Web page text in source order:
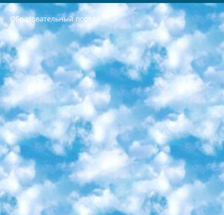
Образовательный портал
РЕСПУБЛИКА УЗБЕКИСТАН МИНИСТРЕРСТВО ДОШКОЛЬНОГО И ШКОЛЬНОГО ОБРАЗОВАНИЯ КОМАНДА в общеобразовательных учреждениях в 2023-2024 учебном году организация и проведение итоговой государственной аттестации обучающихся о Министра дошкольного и школьного образования Республики Узбекистан от 4 марта 2008 года (постановлением Минюста от 20 марта 2008 года № 1778 государственной регистрации) «Итоговое состояние учащихся общего среднего образования на основании положения об утверждении положения об аттестации общего среднего образования выпускной экзамен студентов в образовательных учреждениях в 2023-2024 учебном году В целях организации и прохождения аттестации приказываю: 1. Следующее: перечень предметов, по которым будет проводиться итоговая государственная аттестация и экзамен формы перевода согласно приложению 1; сертификаты международного образца, оценивающие уровень владения иностранными языками перечень согласно приложению 2; 2. Педагогический при специализированных образовательных учреждениях. научно-практический центр квалификации и международной оценки (Д.Давидова) 2024 г. До 25 марта: задания по предметам, по которым будет проводиться итоговая аттестация разработка и утверждение технических условий; итоговая аттестация на основании разработанного предметного задания разработка вопросов по предметам (устно и письменно), экзамен передача; общеобразовательные средние школы и специальные учебные заведения учащиеся выпускных классов школ и интернатов в агентской системе подготовка базы данных экзаменационных материалов и критериев оценки; перевод базы экзаменационных материалов на все языки обучения подать в Республиканский образовательный центр для изготовления; варианты экзаменов на основе разработанных контрольных материалов пусть будут поставлены задачи формирования. 3. Республиканский образовательный центр (Ш.Худайкулов) до 5 апреля 2024 года. до: база данных предоставленных экзаменационных материалов на все языки обучения перевод и экспертиза; для слепых, слабовидящих, глухих, слабослышащих и умственно отсталых детей учащиеся выпускных классов специализированных школ и школ-интернатов база данных экзаменационных материалов на всех преподаваемых языках подготовка критериев оценки; специализированные школы для умственно отсталых детей и технологии для учащихся выпускных классов школ-интернатов разработка соответствующих рекомендаций и критериев проведения ЕГЭ по естествознанию давать задания. 4. Педагогический при специализированных образовательных учреждениях. Научно-практический центр навыков и международной оценки (Д.Давидова), Республика образовательный центр (Худайкулов Ш.) итоговый государственный аттестационный экзамен ориентирован на творческое и логическое мышление при подготовке базы материалов учитывать введение заданий. 5. Следует отметить, что: сертификат государственного образца о знании общеобразовательного предмета и как минимум национальный уровень B1 по предметам на иностранных языках, указанным в Приложении 2. или международно признанный сертификат эквивалентного уровня студенты, изучающие определенный предмет, освобождаются от экзамена; по соответствующим предметам запланирована итоговая государственная аттестация за день до дня, путем жеребьевки Рабочей группой (в письменной форме по предметам, проводимым в форме) из числа сформированных вариантов выбрано 2 варианта; 2 выбранных варианта экзамена анонсированы на официальном сайте министерства и все выпускники по всей стране на основе этих вариантов проводит итоговую государственную аттестацию. 6. Государственное образование учащихся средних общеобразовательных учреждений. знания в соответствии с квалификационными требованиями, которые необходимо приобрести на основании стандартов итоговый (выпускной) контроль для 9 и 11 классов в целях тестирования Экзамены (далее – экзамены) состоят из предметов, перечисленных в приложении 1. будет сделано. 7. Экзамены пройдут с 26 мая по 15 июня 2024 г. (кроме науки физического воспитания). 8. Физическая для учащихся 9 классов общесредних образовательных учреждений. Экзамены по предмету «Образование, квалификация медицина» 1-6 мая 2024 года. сотрудники перевести под присмотр (с отклонениями в физическом или умственном развитии) специализированная школа для детей, школы-интернаты и со сколиозом школы-интернаты санаторного типа для больных детей исключены). 9. Он был слепым, слабовидящим и имел нарушения опорно-двигательного аппарата. экзамены в специализированных школах и интернатах для детей должны проводиться исходя из требований, предъявляемых к общеобразовательным учреждениям (физкультура кроме науки). 10. Специализированная школа для глухих и слабослышащих детей. и экзамены в интернатах и быть реализован в виде письменного теста по математике. 11. Специальность для умственно отсталых детей. Для 9 класса Родной язык и литературное письмо Государственный язык (язык обучения – узбекский). для неклассов) написано Математическое письмо Письменная/устная история Узбекистана Физическое воспитание практично Итоговый контроль Для 11 класса Написание родного языка и литературы (эссе) Математическое письмо Узбекский язык (обучение на узбекском языке) не посещающее общее среднее образование для учреждений)/Образовательное учреждение выбор письменный и устный Иностранный язык письменный/устный Письменная/устная история Узбекистана *По выбору студента:  Химия  Физика  Основы государственного права  География 10 бесплатных образовательных ресурсов - Мы составили подборку онлайн-проектов с интерактивными упражнениями, видеолекциями и статьями. Они помогут вам обрести новые и освежить старые знания бесплатно. 1. «ИНТУИТ» Старейшая образовательная площадка Рунета. Здесь вы найдёте сотни текстовых и видеокурсов на десятки различных тем — от программирования до психологии. Многие курсы подготовлены российскими университетами и крупными международными компаниями вроде Intel и Microsoft. Самостоятельное обучение бесплатное, но желающие могут оплатить услуги персональных наставников. 2. «Смартия» знакомит с актуальными профессиями и подсказывает, как им обучаться. Выбрав заинтересовавшую вас специальность — SMM-специалист, фотограф, веб-дизайнер или другую, — увидите список необходимых для неё умений. Чтобы вы могли освоить их самостоятельно, для каждого умения площадка отображает подборку ссылок на учебные материалы. Хотя «Смартия» ориентируется на русскоязычную аудиторию, часть контента всё же доступна только на английском. 3. «Лекторий Физтеха» Проект Московского физико-технического института (Физтеха). С его помощью вы можете смотреть онлайн серии лекций, записанные на видео в этом вузе. В числе доступных предметов — физика, биология, химия, информационные технологии и другие. К некоторым лекциям администрация ресурса прилагает готовые конспекты, которые можно скачивать в PDF-формате. 4. ITMOcourses Онлайн-площадка Санкт-Петербургского национального исследовательского университета информационных технологий, механики и оптики (ИТМО). Ресурс предоставляет свободный доступ к курсам, разработанным в этом вузе. Каталог материалов разбит на четыре категории: «Оптические системы и технологии», «Приборостроение и робототехника», «Информационные технологии» и «Биотехнологии». Курсы состоят из видеолекций, интерактивных демонстраций и заданий. 5. «КиберЛенинка» Электронная научная библиотека открытого доступа. Каталог площадки регулярно обрастает текстами статей из различных научных изданий. Сгруппированные по журналам и рубрикам публикации можно читать онлайн или скачивать целиком в PDF-формате. Проект нацелен на популяризацию науки за счёт открытого доступа к качественной информации. 6. «ПостНаука» На этом ресурсе публикуют подборки видеолекций, составленные экспертами из разных отраслей и объединённые общими темами. Среди них, к примеру, есть серии «Биоинформатика и геномика», «Культура средневековой Скандинавии» и Cinema Studies о теории кино. Каждая подборка лекций — логически связанная история, рассказанная экспертом от первого лица. Кроме того, на сайте появляются научно-образовательные статьи и тесты на разные темы. 7. «Newочём» Команда проекта «Newочём» отбирает самые интересные тексты из англоязычных СМИ и переводит те из них, за которые голосуют участники сообщества «ВКонтакте». По большей части это научно-популярные статьи. Редакторы придумывают лишь заголовки, в остальном содержание переводов соответствует оригиналам. Полные тексты можно читать прямо в социальной сети. 8. InternetUrok Онлайн-база материалов по основным дисциплинам школьной программы. Информация на сайте структурирована по классам, предметам и темам (урокам). Каждый урок состоит из видеолекций и конспектов. Есть также интерактивные тренажёры и тесты для закрепления пройденного материала. Даже если вы давно окончили школу, возможность повторить программу старших классов всегда может пригодиться. 9. Edutainme Ещё один ресурс об образовании. В отличие от Newtonew, как мне кажется, Edutainme больше ориентируется на представителей индустрии: педагогов, предпринимателей, разработчиков образовательных проектов. Но и любой, кто просто стремится к саморазвитию, найдёт на сайте много полезного и интересного для себя. Например, информацию о новых курсах и образовательных сервисах. 10. Newtonew Онлайн-медиа об образовании и обучении в широком смысле. Авторы Newtonew пишут об инструментах, заведениях, тактиках и стратегиях, которые помогают учить других и получать новые знания самостоятельно. На этой площадке вы найдёте новости, обзоры, аналитические мат